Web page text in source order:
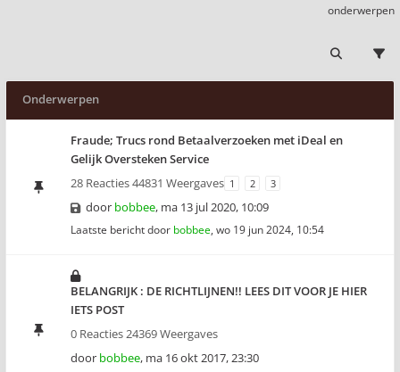
onderwerpen
Onderwerpen
Fraude; Trucs rond Betaalverzoeken met iDeal en
Gelijk Oversteken Service
28 Reacties 44831 Weergaves 1 2 3
door bobbee, ma 13 jul 2020, 10:09
Laatste bericht door bobbee, wo 19 jun 2024, 10:54
BELANGRIJK : DE RICHTLIJNEN!! LEES DIT VOOR JE HIER
IETS POST
0 Reacties 24369 Weergaves
door bobbee, ma 16 okt 2017, 23:30